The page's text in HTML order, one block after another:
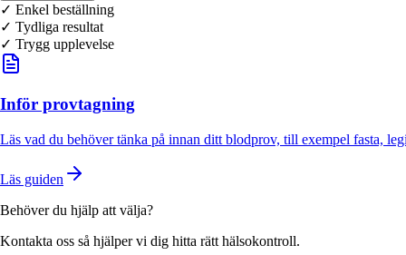
✓ Enkel beställning
✓ Tydliga resultat
✓ Trygg upplevelse
Inför provtagning
Läs vad du behöver tänka på innan ditt blodprov, till exempel fasta,
Läs guiden
Behöver du hjälp att välja?
Kontakta oss så hjälper vi dig hitta rätt hälsokontroll.